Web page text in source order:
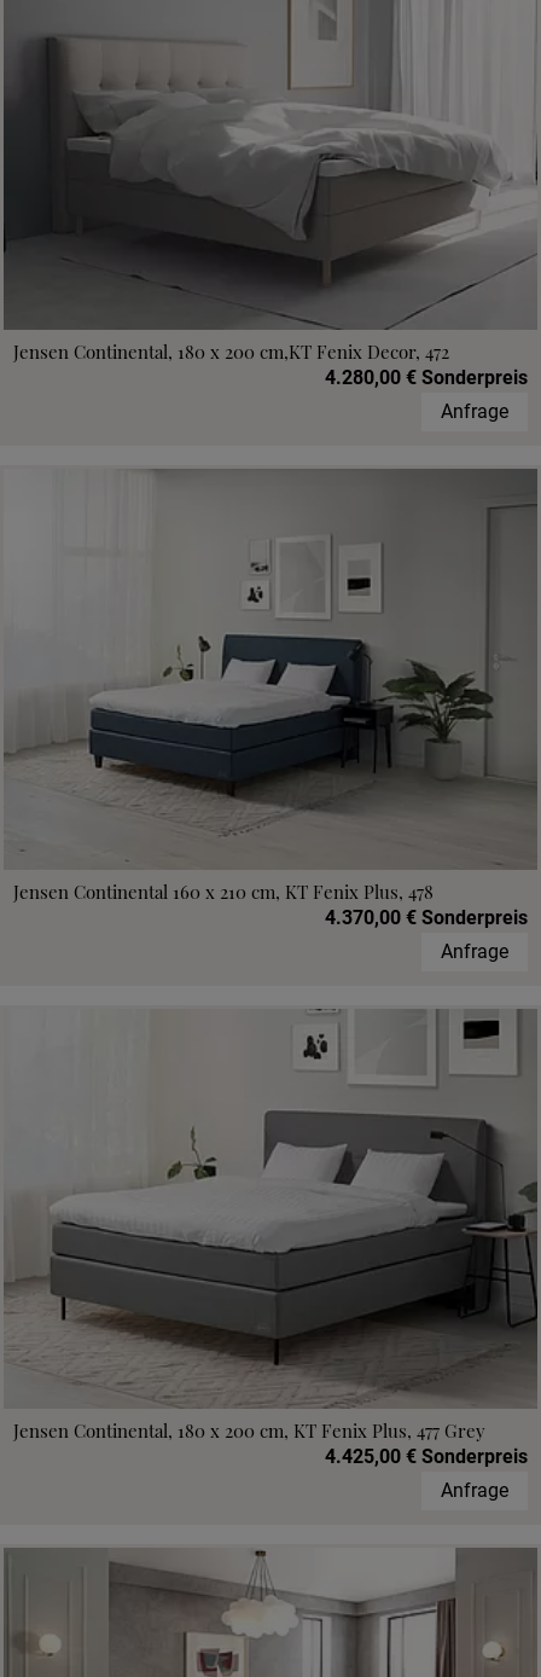
Jensen Continental, 180 x 200 cm,KT Fenix Decor, 472
4.280,00 € Sonderpreis
Anfrage
Jensen Continental 160 x 210 cm, KT Fenix Plus, 478
4.370,00 € Sonderpreis
Anfrage
Jensen Continental, 180 x 200 cm, KT Fenix Plus, 477 Grey
4.425,00 € Sonderpreis
Anfrage